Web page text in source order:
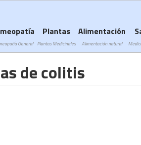
de colitis
General
Plantas
Plantas Medicinales
Alimentación
Alimentación natural